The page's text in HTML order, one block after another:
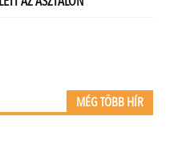
MÉG TÖBB HÍR